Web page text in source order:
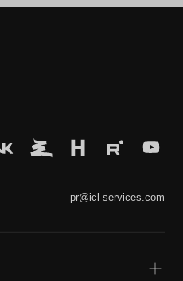
pr@icl-services.com